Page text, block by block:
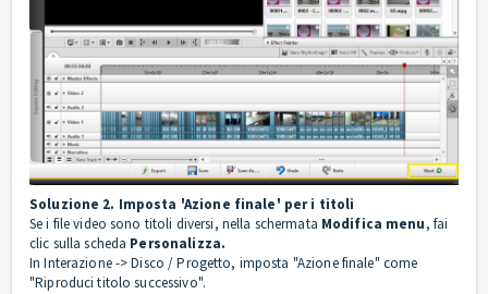
Soluzione 2. Imposta 'Azione finale' per i titoli
Se i file video sono titoli diversi, nella schermata Modifica menu, fai
clic sulla scheda Personalizza.
In Interazione -> Disco / Progetto, imposta "Azione finale" come
"Riproduci titolo successivo".